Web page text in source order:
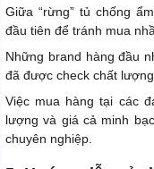
Giữa “rừng” tủ chống
đầu tiên để tránh mua
Những brand hàng đầu
đã được check chất
Việc mua hàng tại các
lượng và giá cả minh
chuyên nghiệp.